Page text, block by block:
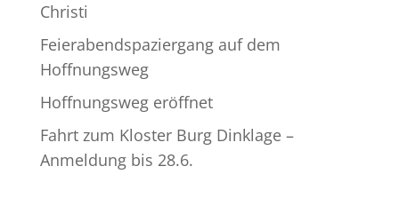
Christi
Feierabendspaziergang auf dem
Hoffnungsweg
Hoffnungsweg eröffnet
Fahrt zum Kloster Burg Dinklage –
Anmeldung bis 28.6.